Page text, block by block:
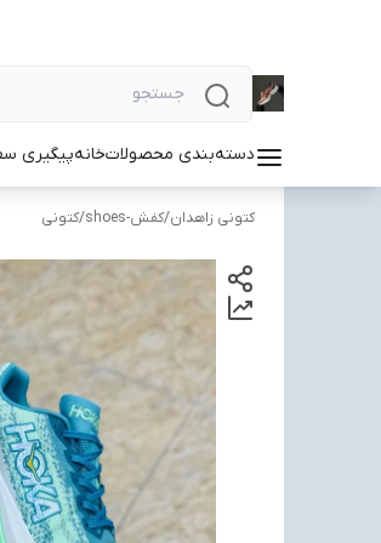
دسته‌بندی محصولاتخانهپیگیری
کتونی زاهدان/کفش-shoes /کتونی